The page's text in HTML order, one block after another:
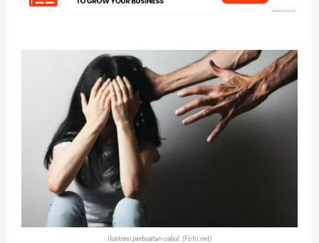
Ilustrasi perbuatan cabul. (Foto:net)